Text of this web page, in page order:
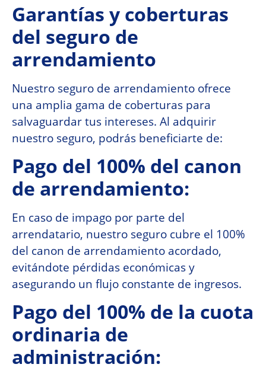
Garantías y coberturas
del seguro de
arrendamiento
Nuestro seguro de arrendamiento ofrece
una amplia gama de coberturas para
salvaguardar tus intereses. Al adquirir
nuestro seguro, podrás beneficiarte de:
Pago del 100% del canon
de arrendamiento:
En caso de impago por parte del
arrendatario, nuestro seguro cubre el 100%
del canon de arrendamiento acordado,
evitándote pérdidas económicas y
asegurando un flujo constante de ingresos.
Pago del 100% de la cuota
ordinaria de
administración: